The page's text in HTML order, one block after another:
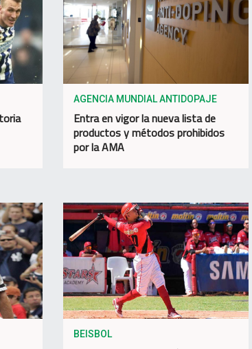
AGENCIA MUNDIAL ANTIDOPAJE
Entra en vigor la nueva lista de
productos y métodos prohibidos
por la AMA
BEISBOL